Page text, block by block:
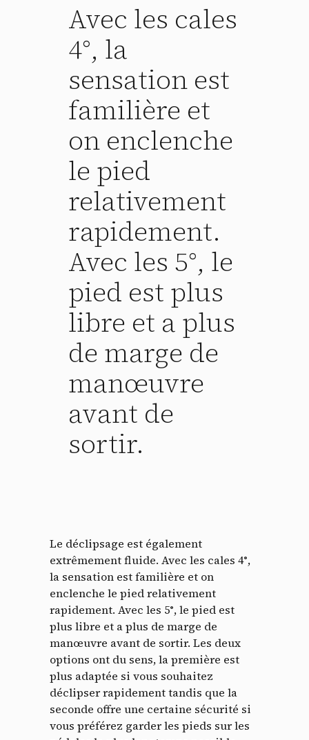
Avec les cales
4°, la
sensation est
familière et
on enclenche
le pied
relativement
rapidement.
Avec les 5°, le
pied est plus
libre et a plus
de marge de
manœuvre
avant de
sortir.
Le déclipsage est également
extrêmement fluide. Avec les cales 4°,
la sensation est familière et on
enclenche le pied relativement
rapidement. Avec les 5°, le pied est
plus libre et a plus de marge de
manœuvre avant de sortir. Les deux
options ont du sens, la première est
plus adaptée si vous souhaitez
déclipser rapidement tandis que la
seconde offre une certaine sécurité si
vous préférez garder les pieds sur les
Panneau de gestion des
cookies
En autorisant ces services tiers, vous acceptez le dépôt et la
lecture de cookies et l'utilisation de technologies de suivi
nécessaires à leur bon fonctionnement.
Politique de confidentialité